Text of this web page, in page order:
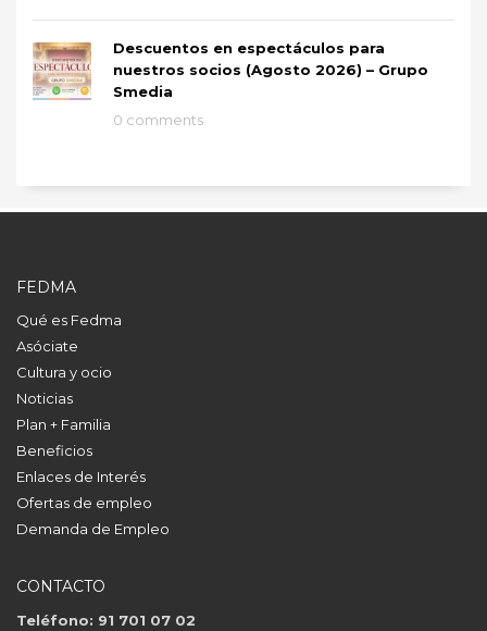
Descuentos en espectáculos para
nuestros socios (Agosto 2026) – Grupo
Smedia
0 comments
FEDMA
Qué es Fedma
Asóciate
Cultura y ocio
Noticias
Plan + Familia
Beneficios
Enlaces de Interés
Ofertas de empleo
Demanda de Empleo
CONTACTO
Teléfono: 91 701 07 02